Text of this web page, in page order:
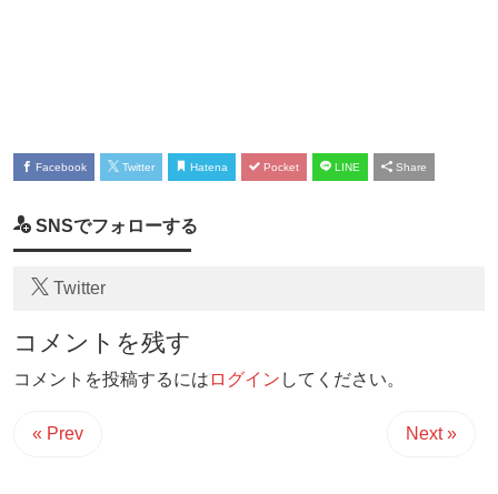
Facebook Twitter Hatena Pocket LINE Share
SNSでフォローする
Twitter
コメントを残す
コメントを投稿するには ログイン してください。
« Prev Next »